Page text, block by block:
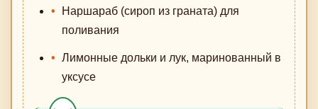
Наршараб (сироп из граната) для
поливания
Лимонные дольки и лук, маринованный в
уксусе